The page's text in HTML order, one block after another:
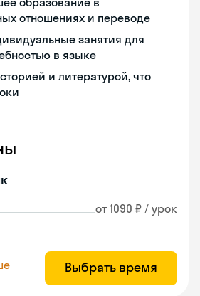
отношениях и переводе
занятия для
в языке
и литературой, что
от 1090 ₽ / урок
Выбрать время